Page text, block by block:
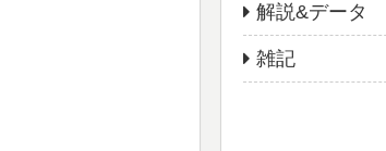
解説&データ
雑記